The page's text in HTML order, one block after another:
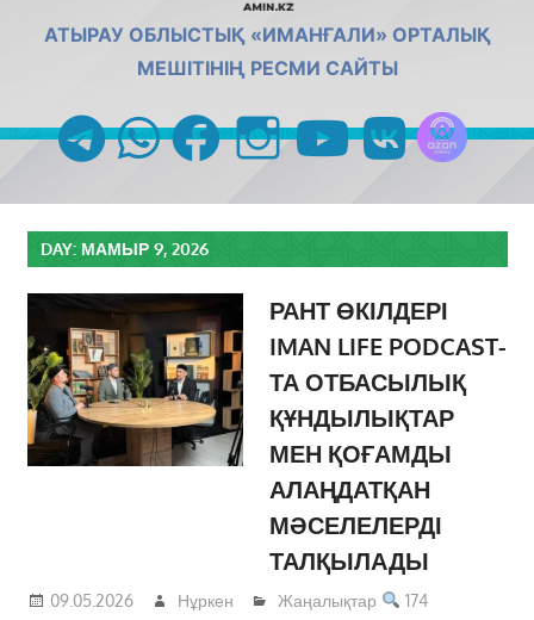
АТЫРАУ ОБЛЫСТЫҚ «ИМАНҒАЛИ» ОРТАЛЫҚ
МЕШІТІНІҢ РЕСМИ САЙТЫ
telegramwhatsappfacebookinstagramyoutubevk
DAY: МАМЫР 9, 2026
РАНТ ӨКІЛДЕРІ
IMAN LIFE PODCAST-
ТА ОТБАСЫЛЫҚ
ҚҰНДЫЛЫҚТАР
МЕН ҚОҒАМДЫ
АЛАҢДАТҚАН
МӘСЕЛЕЛЕРДІ
ТАЛҚЫЛАДЫ
09.05.2026 Нұркен Жаңалықтар 174